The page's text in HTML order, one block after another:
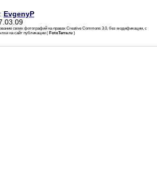
EvgenyP
своих фотографий на правах Creative Commons 3.0, без модификации, с
на сайт публикации ( FotoTerra.ru )